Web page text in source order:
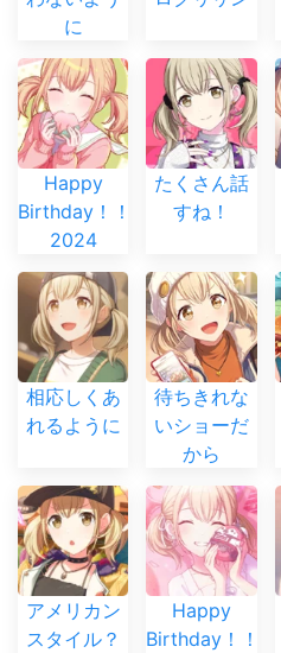
に
Happy
Birthday！！
2024
たくさん話
すね！
相応しくあ
れるように
待ちきれな
いショーだ
から
アメリカン
スタイル？
Happy
Birthday！！